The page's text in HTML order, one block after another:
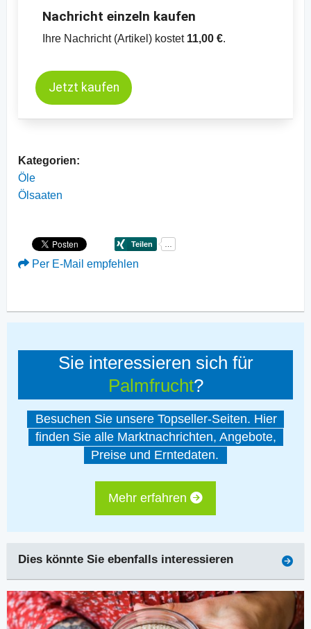
Nachricht einzeln kaufen
Ihre Nachricht (Artikel) kostet 11,00 €.
Jetzt kaufen
Kategorien:
Öle
Ölsaaten
Per E-Mail empfehlen
Sie interessieren sich für
Palmfrucht?
Besuchen Sie unsere Topseller-Seiten. Hier
finden Sie alle Marktnachrichten, Angebote,
Preise und Erntedaten.
Mehr erfahren
Dies könnte Sie ebenfalls interessieren